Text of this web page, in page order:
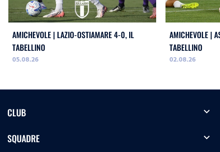
AMICHEVOLE | LAZIO-OSTIAMARE 4-0, IL
TABELLINO
05.08.26
AMICHEVOLE |
TABELLINO
02.08.26
CLUB expand_more
SQUADRE expand_more